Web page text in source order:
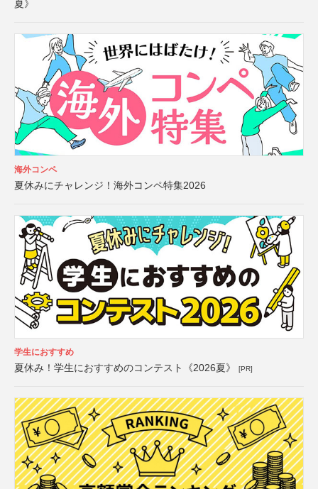
夏》
海外コンペ
夏休みにチャレンジ！海外コンペ特集2026
学生におすすめ
夏休み！学生におすすめのコンテスト《2026夏》 [PR]